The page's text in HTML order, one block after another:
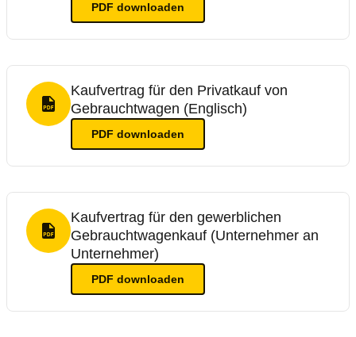
PDF downloaden
PDF Format
Kaufvertrag für den Privatkauf von
Gebrauchtwagen (Englisch)
PDF downloaden
PDF Format
Kaufvertrag für den gewerblichen
Gebrauchtwagenkauf (Unternehmer an
Unternehmer)
PDF downloaden